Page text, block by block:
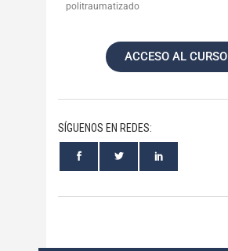
politraumatizado
ACCESO AL CURSO
SÍGUENOS EN REDES: